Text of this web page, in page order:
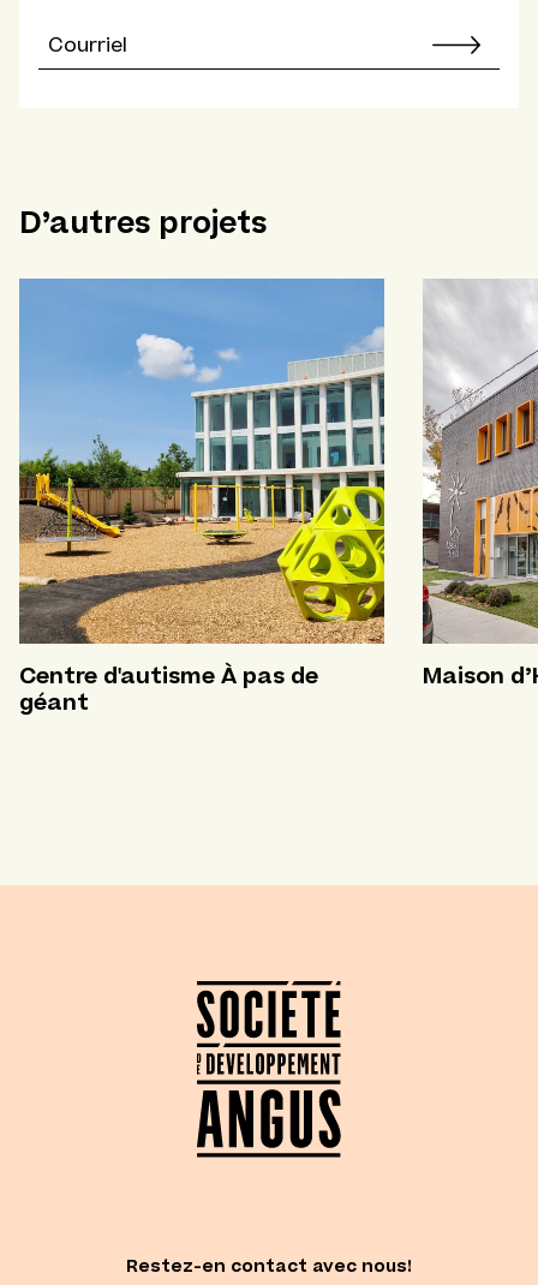
D’autres projets
Centre d'autisme À pas de
géant
Maison
Restez-en contact avec nous!